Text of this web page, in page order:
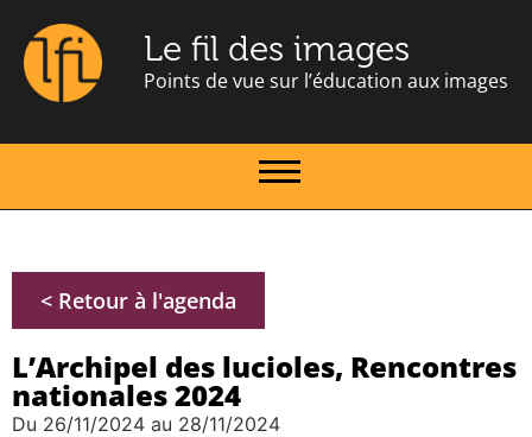
Le fil des images
Points de vue sur l’éducation aux images
< Retour à l'agenda
L’Archipel des lucioles, Rencontres
nationales 2024
Du 26/11/2024 au 28/11/2024